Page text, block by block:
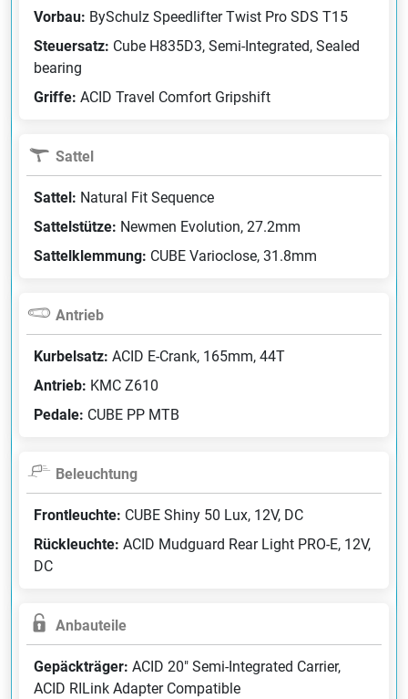
Vorbau: BySchulz Speedlifter Twist Pro SDS T15
Steuersatz: Cube H835D3, Semi-Integrated, Sealed
bearing
Griffe: ACID Travel Comfort Gripshift
Sattel
Sattel: Natural Fit Sequence
Sattelstütze: Newmen Evolution, 27.2mm
Sattelklemmung: CUBE Varioclose, 31.8mm
Antrieb
Kurbelsatz: ACID E-Crank, 165mm, 44T
Antrieb: KMC Z610
Pedale: CUBE PP MTB
Beleuchtung
Frontleuchte: CUBE Shiny 50 Lux, 12V, DC
Rückleuchte: ACID Mudguard Rear Light PRO-E, 12V,
DC
Anbauteile
Gepäckträger: ACID 20" Semi-Integrated Carrier,
ACID RILink Adapter Compatible